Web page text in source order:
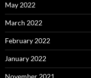
May 2022
March 2022
February 2022
January 2022